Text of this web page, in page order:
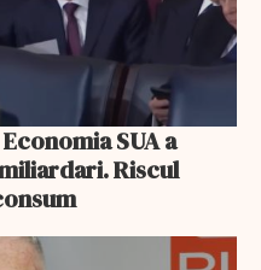
SUA a
Riscul